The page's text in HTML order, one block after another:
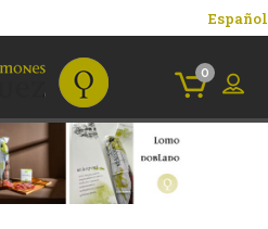
Español
0